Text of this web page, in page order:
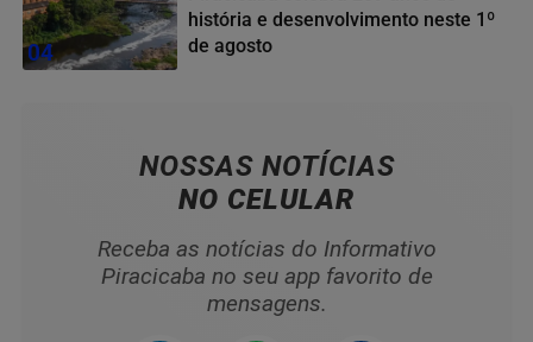
04
história e desenvolvimento neste 1º
de agosto
NOSSAS NOTÍCIAS
NO CELULAR
Receba as notícias do Informativo
Piracicaba no seu app favorito de
mensagens.